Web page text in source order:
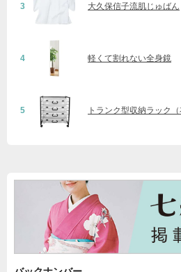
3 大久保信子流肌じゅばん
4 軽くて割れない全身鏡
5 トランク型収納ラック